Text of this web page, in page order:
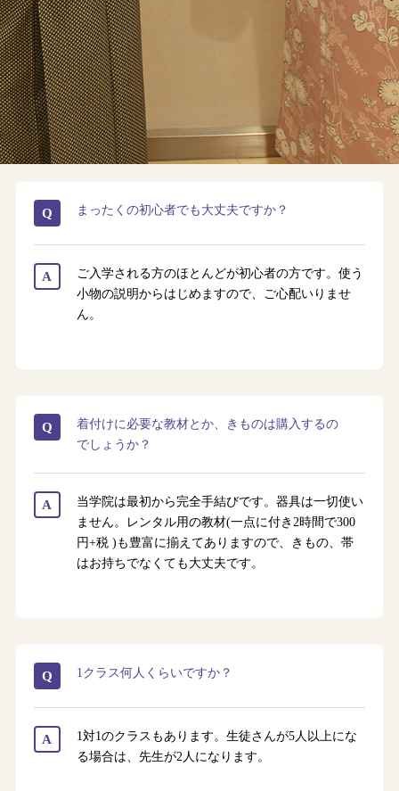
Q まったくの初心者でも大丈夫ですか？
A
ご入学される方のほとんどが初心者の方です。使う
小物の説明からはじめますので、ご心配いりませ
ん。
Q
着付けに必要な教材とか、きものは購入するの
でしょうか？
A
当学院は最初から完全手結びです。器具は一切使い
ません。レンタル用の教材(一点に付き2時間で300
円+税 )も豊富に揃えてありますので、きもの、帯
はお持ちでなくても大丈夫です。
Q 1クラス何人くらいですか？
A
1対1のクラスもあります。生徒さんが5人以上にな
る場合は、先生が2人になります。